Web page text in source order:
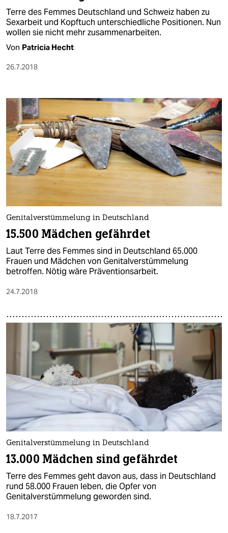
Terre des Femmes Deutschland und Schweiz haben zu
Sexarbeit und Kopftuch unterschiedliche Positionen. Nun
wollen sie nicht mehr zusammenarbeiten.
Von Patricia Hecht
26.7.2018
Genitalverstümmelung in Deutschland
15.500 Mädchen gefährdet
Laut Terre des Femmes sind in Deutschland 65.000
Frauen und Mädchen von Genitalverstümmelung
betroffen. Nötig wäre Präventionsarbeit.
24.7.2018
Genitalverstümmelung in Deutschland
13.000 Mädchen sind gefährdet
Terre des Femmes geht davon aus, dass in Deutschland
rund 58.000 Frauen leben, die Opfer von
Genitalverstümmelung geworden sind.
18.7.2017